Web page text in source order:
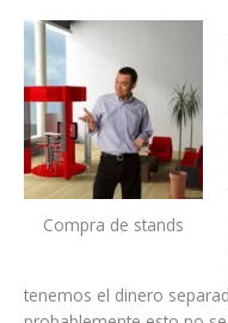
Compra de stands
tenemos el dinero